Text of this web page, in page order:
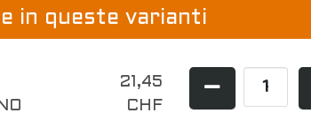
in queste varianti
21,45
CHF